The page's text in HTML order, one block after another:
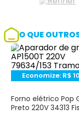
O QUE
Economize: R$
Forno elétrico Pop
Preto 220V 34313